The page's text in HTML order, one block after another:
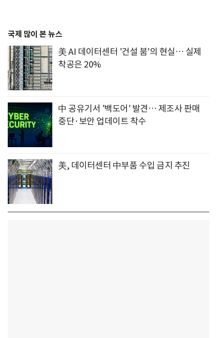
국제 많이 본 뉴스
美 AI 데이터센터 '건설 붐'의 현실… 실제
착공은 20%
中 공유기서 '백도어' 발견… 제조사 판매
중단·보안 업데이트 착수
美, 데이터센터 中부품 수입 금지 추진